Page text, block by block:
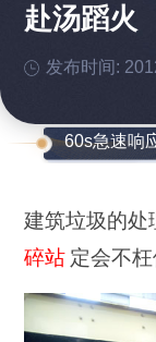
赴汤蹈火
发布时间:
60s急速响
建筑垃圾的处
碎站 定会不